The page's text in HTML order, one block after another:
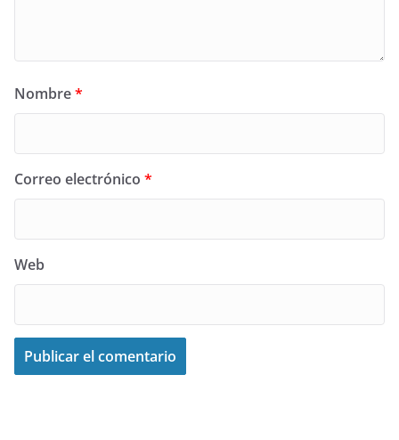
Nombre*
Correo electrónico *
Web